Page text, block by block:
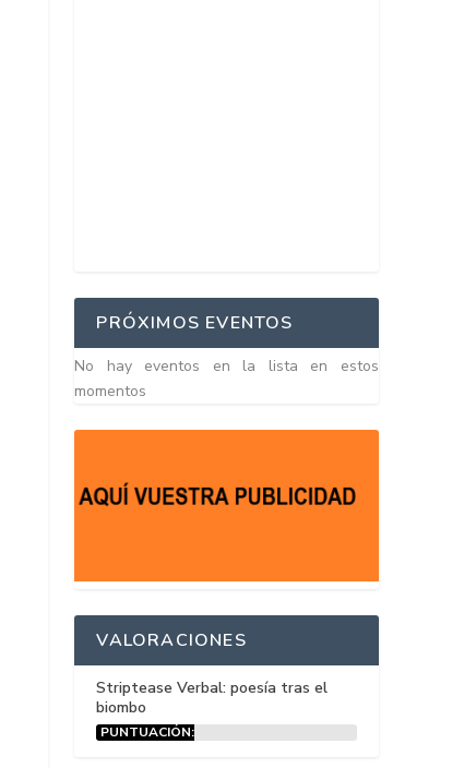
PRÓXIMOS EVENTOS
No hay eventos en la lista en estos
momentos
VALORACIONES
Striptease Verbal: poesía tras el
biombo
PUNTUACIÓN: